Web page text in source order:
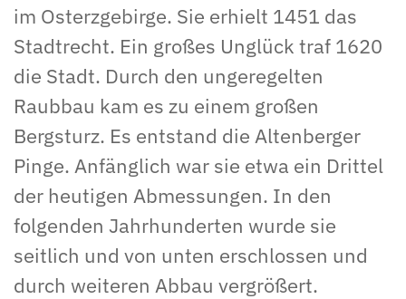
im Osterzgebirge. Sie erhielt 1451 das
Stadtrecht. Ein großes Unglück traf 1620
die Stadt. Durch den ungeregelten
Raubbau kam es zu einem großen
Bergsturz. Es entstand die Altenberger
Pinge. Anfänglich war sie etwa ein Drittel
der heutigen Abmessungen. In den
folgenden Jahrhunderten wurde sie
seitlich und von unten erschlossen und
durch weiteren Abbau vergrößert.